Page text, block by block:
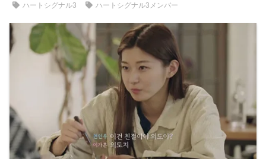
ハートシグナル3
ハートシグナル3メンバー